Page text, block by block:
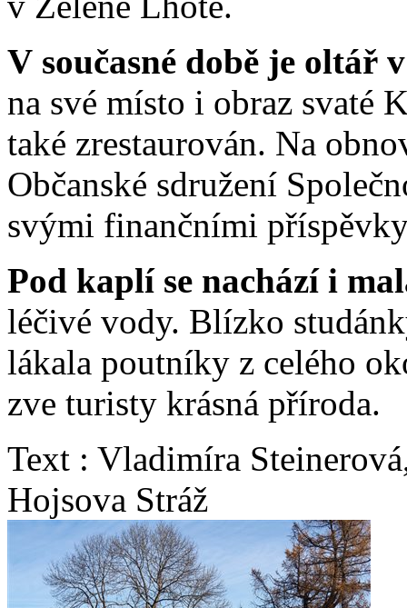
V současné době je oltář
na své místo i obraz svaté
také zrestaurován. Na
Občanské sdružení
svými finančními
Pod kaplí se nachází i
léčivé vody. Blízko
lákala poutníky z celého
zve turisty krásná příroda.
Text : Vladimíra
Hojsova Stráž